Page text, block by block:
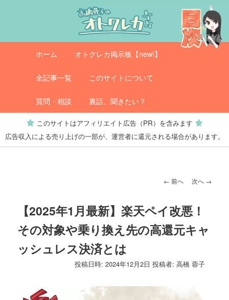
へ
動
オトクレカ
ュ
ホーム オトクレカ掲示板【new!】
全記事一覧 このサイトについて
質問・相談 裏話、聞きたい？
このサイトはアフィリエイト広告（PR）を含みます
広告収入による売り上げの一部が、運営者に還元される場合があります。
投
ナ
ビ
ゲ
シ
ン
← 前へ 次へ →
【2025年1月最新】楽天ペイ改悪！
その対象や乗り換え先の高還元キャ
ッシュレス決済とは
投稿日時:2024年12月2日 投稿者:高橋 蓉子